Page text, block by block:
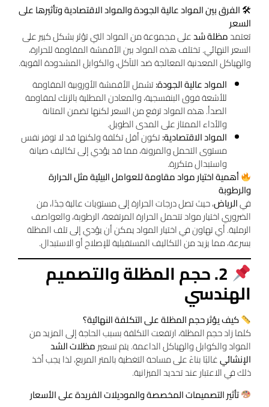
🛠الفرق بين المواد عالية الجودة والمواد الاقتصادية وتأثيرها على
السعر
تعتمدمظلة شدعلى مجموعة من المواد التي تؤثر بشكل كبير على
السعر النهائي. تختلف هذه المواد بين الأقمشة المقاومة للحرارة،
والهياكل المعدنية المعالجة ضد التآكل، والكوابل المشدودة القوية.
المواد عالية الجودة:تشمل الأقمشة الأوروبية المقاومة
للأشعة فوق البنفسجية، والمعادن المطلية بالزنك لمقاومة
الصدأ. هذه المواد ترفع من السعر لكنها تضمن المتانة
والأداء الممتاز على المدى الطويل.
المواد الاقتصادية:تكون أقل تكلفة ولكنها قد لا توفر نفس
مستوى التحمل والمرونة، مما قد يؤدي إلى تكاليف صيانة
واستبدال متكررة.
أهمية اختيار مواد مقاومة للعوامل البيئية مثل الحرارة
والرطوبة
فيالرياض، حيث تصل درجات الحرارة إلى مستويات عالية جدًا، من
الضروري اختيار مواد تتحمل الحرارة المرتفعة، الرطوبة، والعواصف
الرملية. أي تهاون في اختيار المواد يمكن أن يؤدي إلى تلف المظلة
بسرعة، مما يزيد من التكاليف المستقبلية للإصلاح أو الاستبدال.
2. حجم المظلة والتصميم
الهندسي
كيف يؤثر حجم المظلة على التكلفة النهائية؟
كلما زاد حجم المظلة، ارتفعت التكلفة بسبب الحاجة إلى المزيد من
المواد والكوابل والهياكل الداعمة. يتم تسعيرمظلات الشد
الإنشائيغالبًا بناءً على مساحة التغطية بالمتر المربع، لذا يجب أخذ
ذلك في الاعتبار عند تحديد الميزانية.
تأثير التصميمات المخصصة والموديلات الفريدة على الأسعار